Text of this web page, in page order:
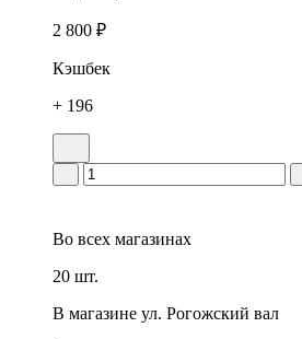
2 800 ₽
Кэшбек
+ 196
Во всех магазинах
20 шт.
В магазине ул. Рогожский вал